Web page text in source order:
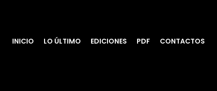
INICIO LO ÚLTIMO EDICIONES PDF CONTACTOS